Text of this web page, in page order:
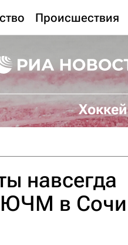
Происшествия
Хоккей
навсегда
ЮЧМ в